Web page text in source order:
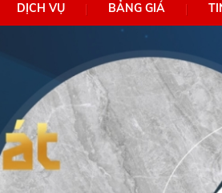
DỊCH VỤ BẢNG GIÁ